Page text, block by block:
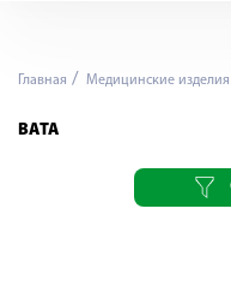
Главная Медицинские изделия
ВАТА